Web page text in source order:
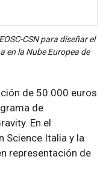
CSN para diseñar el
en la Nube Europea de
de 50.000 euros
de
En el
Science Italia y la
representación de